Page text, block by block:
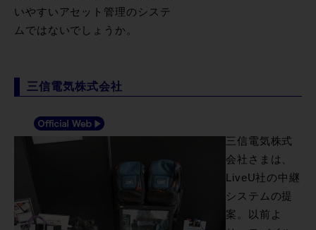
いやすいアセット管理のシステ
ムではないでしょうか。
三信電気株式会社
三信電気株式
会社さまは、
LiveU社の中継
システムの提
案。以前よ